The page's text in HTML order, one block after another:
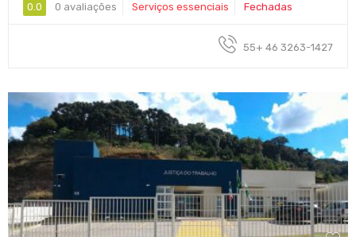
0.0 0 avaliações Serviços essenciais Fechadas
55+ 46 3263-1427